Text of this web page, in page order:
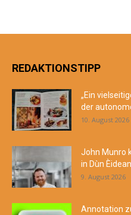
REDAKTIONSTIPP
„Ein
der
10. August 2026
John Munro
in Dùn
9. August 2026
Annotation